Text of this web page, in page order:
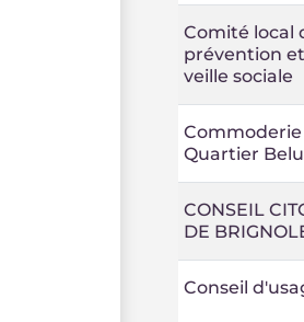
Comité local
prévention et
veille sociale
Commoderie
Quartier
CONSEIL
DE
Conseil